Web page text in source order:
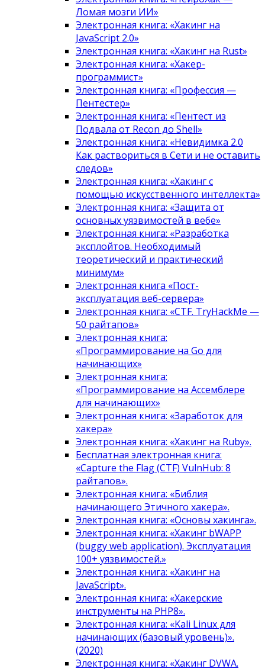
Ломая мозги ИИ»
Электронная книга: «Хакинг на
JavaScript 2.0»
Электронная книга: «Хакинг на Rust»
Электронная книга: «Хакер-
программист»
Электронная книга: «Профессия —
Пентестер»
Электронная книга: «Пентест из
Подвала от Recon до Shell»
Электронная книга: «Невидимка 2.0
Как раствориться в Сети и не оставить
следов»
Электронная книга: «Хакинг с
помощью искусственного интеллекта»
Электронная книга: «Защита от
основных уязвимостей в вебе»
Электронная книга: «Разработка
эксплойтов. Необходимый
теоретический и практический
минимум»
Электронная книга «Пост-
эксплуатация веб-сервера»
Электронная книга: «CTF. TryHackMe —
50 райтапов»
Электронная книга:
«Программирование на Go для
начинающих»
Электронная книга:
«Программирование на Ассемблере
для начинающих»
Электронная книга: «Заработок для
хакера»
Электронная книга: «Хакинг на Ruby».
Бесплатная электронная книга:
«Capture the Flag (CTF) VulnHub: 8
райтапов».
Электронная книга: «Библия
начинающего Этичного хакера».
Электронная книга: «Основы хакинга».
Электронная книга: «Хакинг bWAPP
(buggy web application). Эксплуатация
100+ уязвимостей.»
Электронная книга: «Хакинг на
JavaScript».
Электронная книга: «Хакерские
инструменты на PHP8».
Электронная книга: «Kali Linux для
начинающих (базовый уровень)».
(2020)
Электронная книга: «Хакинг DVWA.